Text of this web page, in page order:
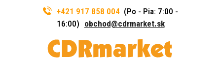
+421 917 858 004 (Po - Pia: 7:00 -
16:00) obchod@cdrmarket.sk